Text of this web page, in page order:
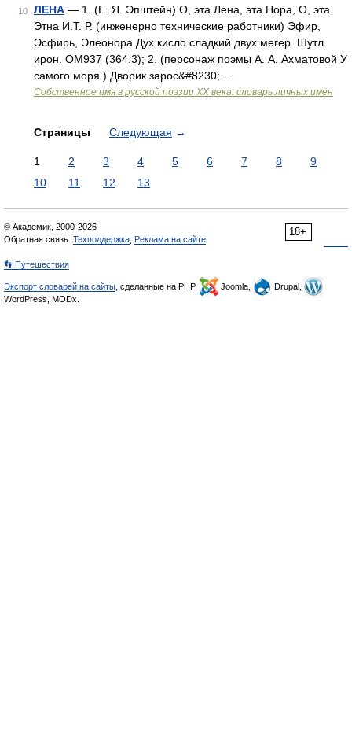
10 ЛЕНА — 1. (Е. Я. Эпштейн) О, эта Лена, эта Нора, О, эта
Этна И.Т. Р. (инженерно технические работники) Эфир,
Эсфирь, Элеонора Дух кисло сладкий двух мегер. Шутл.
ирон. ОМ937 (364.3); 2. (персонаж поэмы А. А. Ахматовой У
самого моря ) Дворик зарос&#8230; …
Собственное имя в русской поэзии XX века: словарь личных имён
Страницы Следующая →
1 2 3 4 5 6 7 8
9
10
11 12 13
18+
© Академик, 2000-2026
Обратная связь: Техподдержка Реклама на сайте
👣 Путешествия
Экспорт словарей на сайты , сделанные на PHP, Joomla,
Drupal,
WordPress, MODx.